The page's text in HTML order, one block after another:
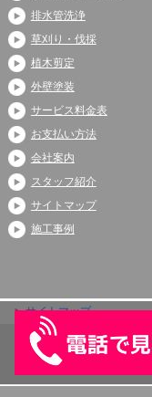
排水管洗浄
草刈り・伐採
植木剪定
外壁塗装
サービス料金表
お支払い方法
会社案内
スタッフ紹介
サイトマップ
施工事例
サイトマップ
Copyright (C) 2026 ア